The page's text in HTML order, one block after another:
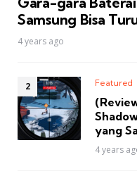
Samsung Bisa
4 years ago
Featured
yang
4 years